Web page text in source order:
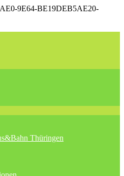
Thüringen